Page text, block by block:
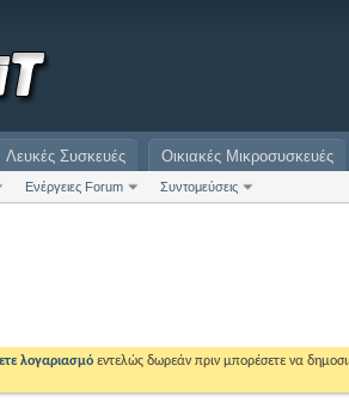
Ενέργειες Forum Συντομεύσεις
Λευκές Συσκευές Οικιακές Μικροσυσκευές
λογαριασμό εντελώς δωρεάν πριν μπορέσετε να